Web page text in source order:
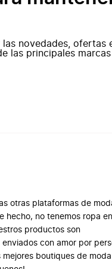
novedades, ofertas
las principales
otras plataformas de
hecho, no tenemos ropa en
productos son
con amor por
boutiques de moda